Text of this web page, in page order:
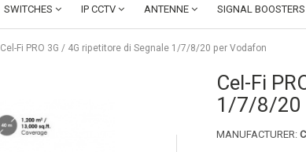
SWITCHES IP CCTV ANTENNE SIGNAL BOOSTERS
Cel-Fi PRO 3G / 4G ripetitore di Segnale 1/7/8/20 per Vodafon
Cel-Fi
1/7/8/20
MANUFACTURER: